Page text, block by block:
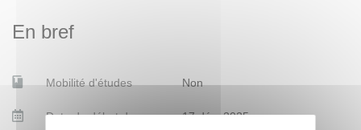
En bref
Mobilité d'études Non
Date de début des
17 déc. 2025